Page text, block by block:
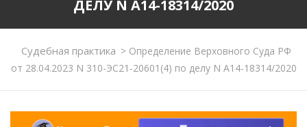
ДЕЛУ N А14-18314/2020
Судебная практика >Определение Верховного Суда РФ
от 28.04.2023 N 310-ЭС21-20601(4) по делу N А14-18314/2020